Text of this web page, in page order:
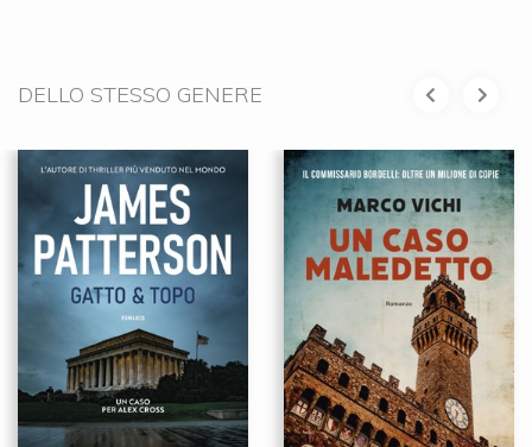
DELLO STESSO GENERE